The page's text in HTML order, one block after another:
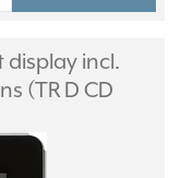
display incl.
(TR D CD